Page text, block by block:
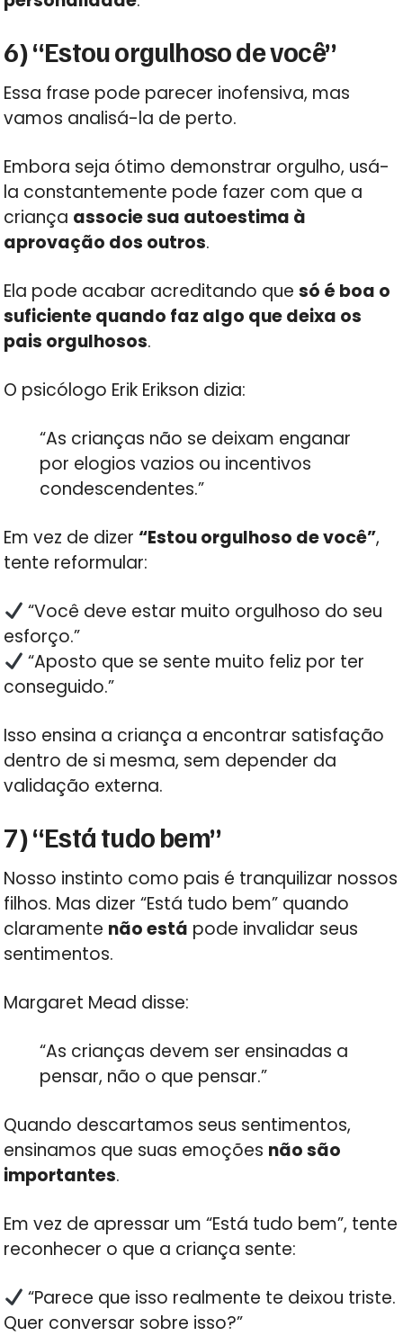
6) “Estou orgulhoso de você”
Essa frase pode parecer inofensiva, mas
vamos analisá-la de perto.
Embora seja ótimo demonstrar orgulho, usá-
la constantemente pode fazer com que a
criança associe sua autoestima à
aprovação dos outros.
Ela pode acabar acreditando quesó é boa o
suficiente quando faz algo que deixa os
pais orgulhosos.
O psicólogo Erik Erikson dizia:
“As crianças não se deixam enganar
por elogios vazios ou incentivos
condescendentes.”
Em vez de dizer “Estou orgulhoso de você”,
tente reformular:
“Você deve estar muito orgulhoso do seu
esforço.”
“Aposto que se sente muito feliz por ter
conseguido.”
Isso ensina a criança a encontrar satisfação
dentro de si mesma, sem depender da
validação externa.
7) “Está tudo bem”
Nosso instinto como pais é tranquilizar nossos
filhos. Mas dizer “Está tudo bem” quando
claramente não está pode invalidar seus
sentimentos.
Margaret Mead disse:
“As crianças devem ser ensinadas a
pensar, não o que pensar.”
Quando descartamos seus sentimentos,
ensinamos que suas emoções não são
importantes.
Em vez de apressar um “Está tudo bem”, tente
reconhecer o que a criança sente:
“Parece que isso realmente te deixou triste.
Quer conversar sobre isso?”